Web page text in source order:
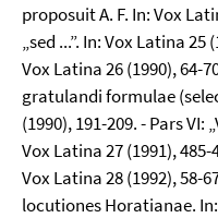
proposuit A. F. In: Vox
„sed ...”. In: Vox Latina 25
Vox Latina 26 (1990), 64-
gratulandi formulae
(1990), 191-209. - Pars VI:
Vox Latina 27 (1991), 485-
Vox Latina 28 (1992), 58-
locutiones Horatianae. In: